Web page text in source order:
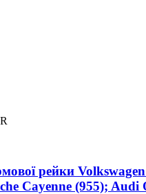
рейки
Cayenne (955); Audi